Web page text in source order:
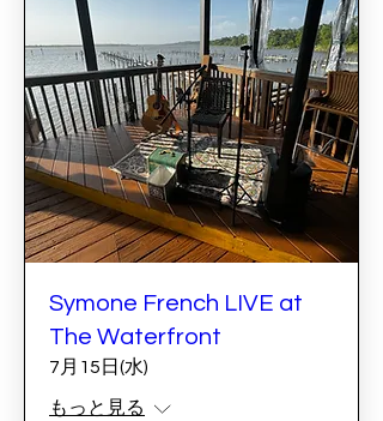
Symone French LIVE at
The Waterfront
7月15日(水)
もっと見る